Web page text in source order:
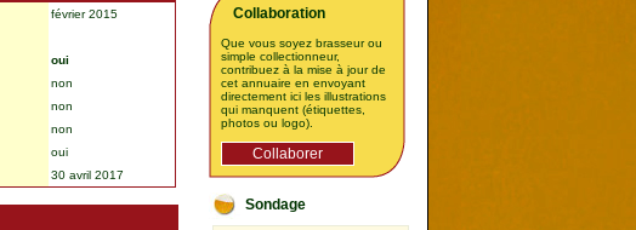
février 2015
oui
non
non
non
oui
30 avril 2017
Collaboration
Que vous soyez brasseur ou
simple collectionneur,
contribuez à la mise à jour de
cet annuaire en envoyant
directement ici les illustrations
qui manquent (étiquettes,
photos ou logo).
Sondage